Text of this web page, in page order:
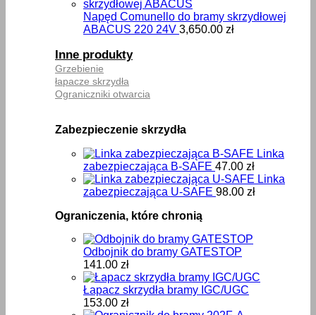
Napęd Comunello do bramy skrzydłowej
ABACUS 220 24V 3,650.00 zł
Inne produkty
Grzebienie
łapacze skrzydła
Ograniczniki otwarcia
Zabezpieczenie skrzydła
Linka
zabezpieczająca B-SAFE 47.00 zł
Linka
zabezpieczająca U-SAFE 98.00 zł
Ograniczenia, które chronią
Odbojnik do bramy GATESTOP
141.00 zł
Łapacz skrzydła bramy IGC/UGC
153.00 zł